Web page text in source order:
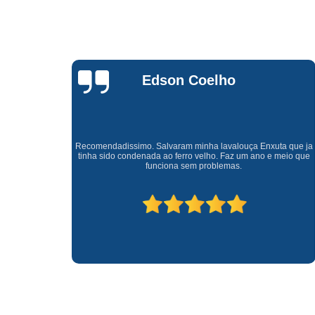
Waldirene
Monteiro
Uma empresa á 41 anos no mercado que sempre valoriza o
cliente ótimo atendimento com garantia de todos o serviços.